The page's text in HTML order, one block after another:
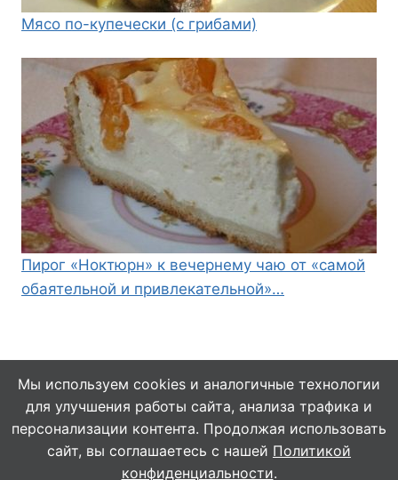
Мясо по-купечески (с грибами)
Пирог «Ноктюрн» к вечернему чаю от «самой
обаятельной и привлекательной»…
© 2026 Кулинарушка - Вкусные Рецепты
Мы используем cookies и аналогичные технологии
для улучшения работы сайта, анализа трафика и
персонализации контента. Продолжая использовать
сайт, вы соглашаетесь с нашей Политикой
конфиденциальности.